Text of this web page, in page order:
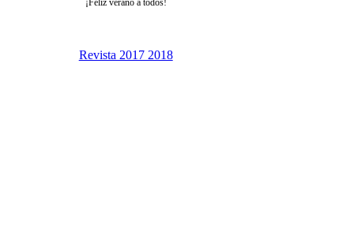
¡Feliz verano a todos!
Revista 2017 2018